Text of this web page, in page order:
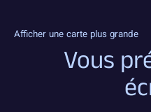
Afficher une carte plus grande
Vous